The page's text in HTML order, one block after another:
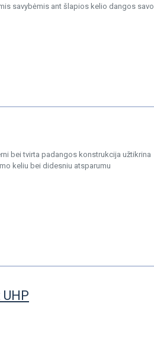
savybėmis ant šlapios kelio dangos savo
bei tvirta padangos konstrukcija užtikrina
keliu bei didesniu atsparumu